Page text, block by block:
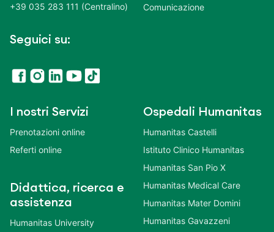
+39 035 283 111 (Centralino)
Seguici su:
Comunicazione
I nostri Servizi
Prenotazioni online
Referti online
Didattica, ricerca e
assistenza
Humanitas University
Ospedali Humanitas
Humanitas Castelli
Istituto Clinico Humanitas
Humanitas San Pio X
Humanitas Medical Care
Humanitas Mater Domini
Humanitas Gavazzeni